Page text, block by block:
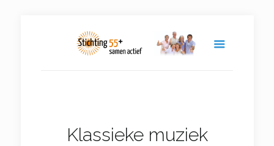
Klassieke muziek